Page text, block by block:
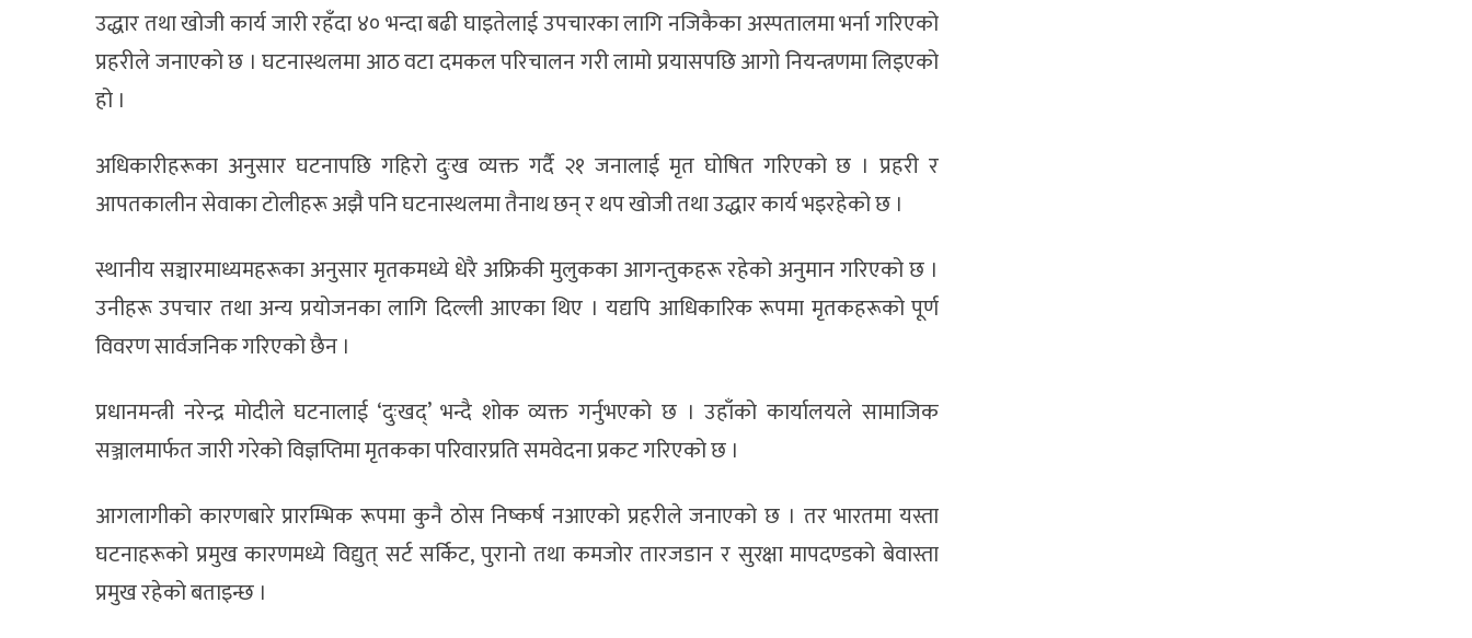
उद्धार तथा खोजी कार्य जारी रहँदा ४० भन्दा बढी घाइतेलाई उपचारका लागि नजिकैका अस्पतालमा भर्ना गरिएको
प्रहरीले जनाएको छ । घटनास्थलमा आठ वटा दमकल परिचालन गरी लामो प्रयासपछि आगो नियन्त्रणमा लिइएको
हो ।
अधिकारीहरूका अनुसार घटनापछि गहिरो दुःख व्यक्त गर्दै २१ जनालाई मृत घोषित गरिएको छ । प्रहरी र
आपतकालीन सेवाका टोलीहरू अझै पनि घटनास्थलमा तैनाथ छन् र थप खोजी तथा उद्धार कार्य भइरहेको छ ।
स्थानीय सञ्चारमाध्यमहरूका अनुसार मृतकमध्ये धेरै अफ्रिकी मुलुकका आगन्तुकहरू रहेको अनुमान गरिएको छ ।
उनीहरू उपचार तथा अन्य प्रयोजनका लागि दिल्ली आएका थिए । यद्यपि आधिकारिक रूपमा मृतकहरूको पूर्ण
विवरण सार्वजनिक गरिएको छैन ।
प्रधानमन्त्री नरेन्द्र मोदीले घटनालाई ‘दुःखद्’ भन्दै शोक व्यक्त गर्नुभएको छ । उहाँको कार्यालयले सामाजिक
सञ्जालमार्फत जारी गरेको विज्ञप्तिमा मृतकका परिवारप्रति समवेदना प्रकट गरिएको छ ।
आगलागीको कारणबारे प्रारम्भिक रूपमा कुनै ठोस निष्कर्ष नआएको प्रहरीले जनाएको छ । तर भारतमा यस्ता
घटनाहरूको प्रमुख कारणमध्ये विद्युत् सर्ट सर्किट, पुरानो तथा कमजोर तारजडान र सुरक्षा मापदण्डको बेवास्ता
प्रमुख रहेको बताइन्छ ।